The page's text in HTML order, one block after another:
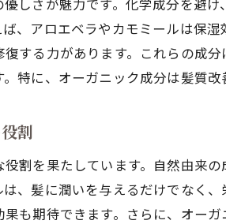
変化を実感するための髪
八軒屋町での体験がもた
美しい髪を実現するため
しさが魅力です。化学成分を避
、アロエベラやカモミールは保
する力があります。これらの成
特に、オーガニック成分は髪質
割
割を果たしています。自然由来
、髪に潤いを与えるだけでなく
も期待できます。さらに、オー